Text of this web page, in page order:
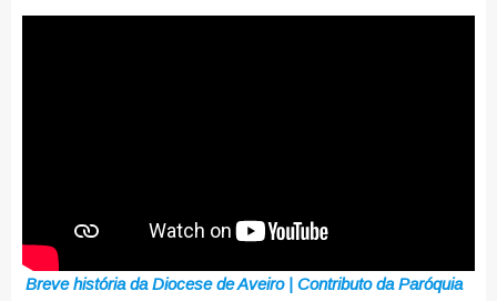
Breve história da Diocese de Aveiro | Contributo da Paróquia